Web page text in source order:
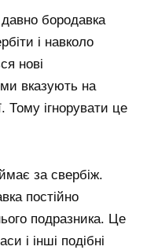
бородавка
і навколо
нові
вказують на
Тому ігнорувати це
за свербіж.
постійно
подразника. Це
і інші подібні